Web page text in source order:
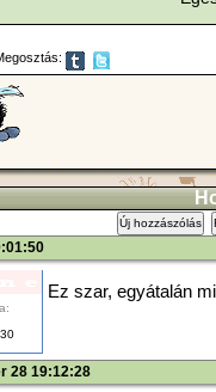
Új hozzászólás
30
Ez szar, egyátalán
28 19:12:28